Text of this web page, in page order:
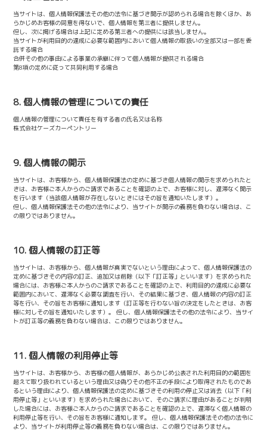
当サイトは、個人情報保護法その他の法令に基づき開示が認められる場合を除くほか、あ
らかじめお客様の同意を得ないで、個人情報を第三者に提供しません。
但し、次に掲げる場合は上記に定める第三者への提供には該当しません。
当サイトが利用目的の達成に必要な範囲内において個人情報の取扱いの全部又は一部を委
託する場合
合併その他の事由による事業の承継に伴って個人情報が提供される場合
第8項の定めに従って共同利用する場合
8. 個人情報の管理についての責任
個人情報の管理について責任を有する者の氏名又は名称
株式会社ケーズカーペントリー
9. 個人情報の開示
当サイトは、お客様から、個人情報保護法の定めに基づき個人情報の開示を求められたと
きは、お客様ご本人からのご請求であることを確認の上で、お客様に対し、遅滞なく開示
を行います（当該個人情報が存在しないときにはその旨を通知いたします）。
但し、個人情報保護法その他の法令により、当サイトが開示の義務を負わない場合は、こ
の限りではありません。
10. 個人情報の訂正等
当サイトは、お客様から、個人情報が真実でないという理由によって、個人情報保護法の
定めに基づきその内容の訂正、追加又は削除（以下「訂正等」といいます）を求められた
場合には、お客様ご本人からのご請求であることを確認の上で、利用目的の達成に必要な
範囲内において、遅滞なく必要な調査を行い、その結果に基づき、個人情報の内容の訂正
等を行い、その旨をお客様に通知します（訂正等を行わない旨の決定をしたときは、お客
様に対しその旨を通知いたします）。 但し、個人情報保護法その他の法令により、当サイ
トが訂正等の義務を負わない場合は、この限りではありません。
11. 個人情報の利用停止等
当サイトは、お客様から、お客様の個人情報が、あらかじめ公表された利用目的の範囲を
超えて取り扱われているという理由又は偽りその他不正の手段により取得されたものであ
るという理由により、個人情報保護法の定めに基づきその利用の停止又は消去（以下「利
用停止等」といいます）を求められた場合において、そのご請求に理由があることが判明
した場合には、お客様ご本人からのご請求であることを確認の上で、遅滞なく個人情報の
利用停止等を行い、その旨をお客様に通知します。 但し、個人情報保護法その他の法令に
より、当サイトが利用停止等の義務を負わない場合は、この限りではありません。